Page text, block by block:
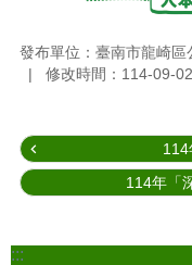
發布單位：臺南市龍崎區
修改時間：114-09-02
114
114年「
:::